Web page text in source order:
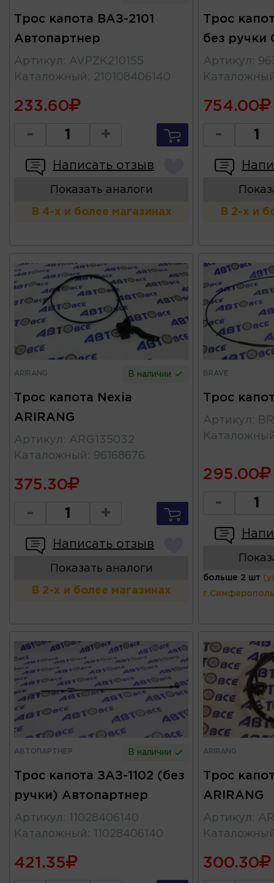
Трос капота ВАЗ-2101
Автопартнер
Артикул : AVPZK210155
Каталожный : 210108406140
233.60
- +
Написать отзыв
Показать аналоги
В 4-х и более магазинах
Трос
без ручки
Артикул :
754.00
-
В 2-х и
ARIRANG В наличии
Трос капота Nexia
ARIRANG
Артикул : ARG135032
Каталожный : 96168676
375.30
- +
Написать отзыв
Показать аналоги
В 2-х и более магазинах
BRAVE
Трос
Артикул :
295.00
-
больше 2 шт
АВТОПАРТНЕР В наличии
Трос капота ЗАЗ-1102 (без
ручки) Автопартнер
Артикул :
11028406140
Каталожный : 11028406140
421.35
ARIRANG
Трос
ARIRANG
Артикул :
300.30